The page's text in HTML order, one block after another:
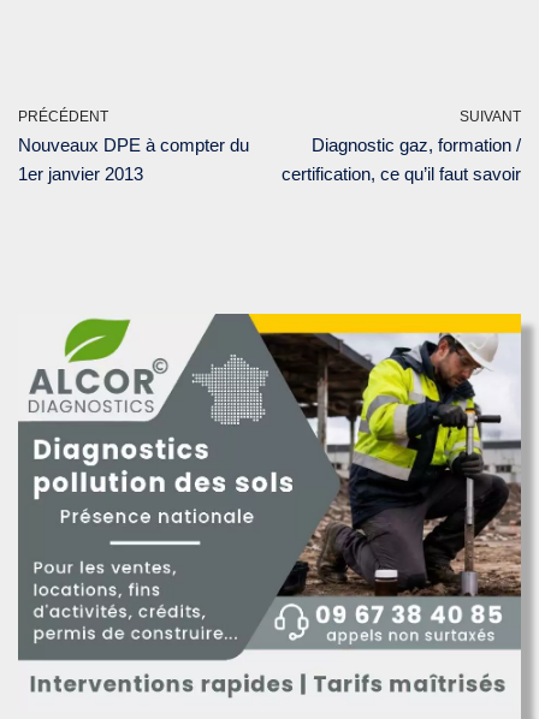
PRÉCÉDENT
Nouveaux DPE à compter du
1er janvier 2013
SUIVANT
Diagnostic gaz, formation /
certification, ce qu’il faut savoir